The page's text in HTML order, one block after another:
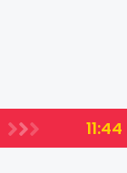
11:44